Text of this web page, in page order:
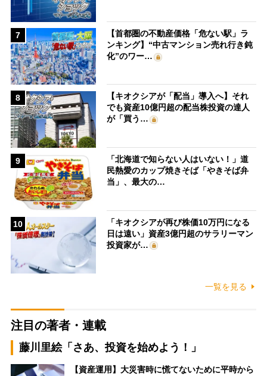
7
【首都圏の不動産価格「危ない駅」ラ
ンキング】“中古マンション売れ行き鈍
化”のワー…
8
【キオクシアが「配当」導入へ】それ
でも資産10億円超の配当株投資の達人
が「買う…
9
「北海道で知らない人はいない！」道
民熱愛のカップ焼きそば「やきそば弁
当」、最大の…
10
「キオクシアが再び株価10万円になる
日は遠い」資産3億円超のサラリーマン
投資家が…
一覧を見る
注目の著者・連載
藤川里絵「さあ、投資を始めよう！」
【資産運用】大災害時に慌てないために平時から